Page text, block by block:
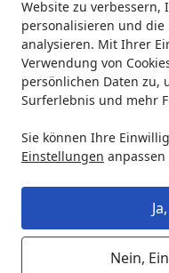
Website zu verbessern,
personalisieren und
analysieren. Mit Ihrer
Verwendung von
persönlichen Daten zu,
Surferlebnis und mehr
Sie können Ihre
Einstellungen
Nein,
Startseite
Gardenforma
Gardenforma
Gasflaschen,
5 kg